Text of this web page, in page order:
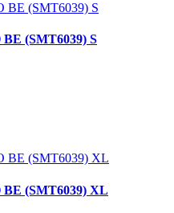
(SMT6039) S
(SMT6039) XL